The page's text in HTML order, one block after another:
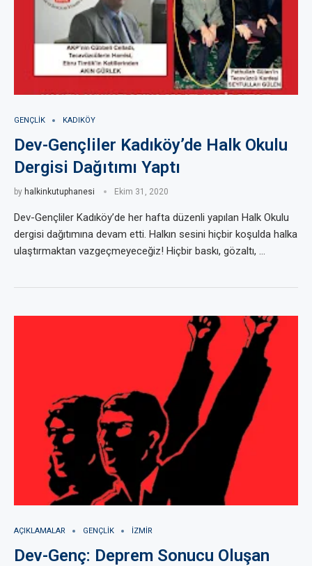
GENÇLIK KADIKÖY
Dev-Gençliler Kadıköy’de Halk Okulu
Dergisi Dağıtımı Yaptı
by halkinkutuphanesi Ekim 31, 2020
Dev-Gençliler Kadıköy’de her hafta düzenli yapılan Halk Okulu
dergisi dağıtımına devam etti. Halkın sesini hiçbir koşulda halka
ulaştırmaktan vazgeçmeyeceğiz! Hiçbir baskı, gözaltı, …
AÇIKLAMALAR GENÇLIK IZMIR
Dev-Genç: Deprem Sonucu Oluşan